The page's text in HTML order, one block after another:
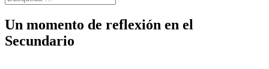
Un momento de reflexión en el
Secundario